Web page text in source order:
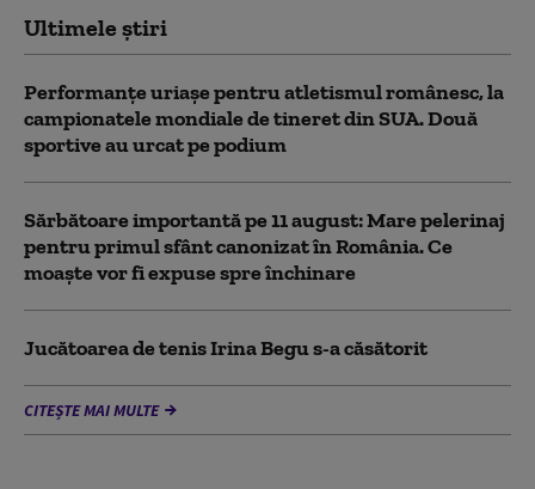
Ultimele știri
Performanțe uriașe pentru atletismul românesc, la
campionatele mondiale de tineret din SUA. Două
sportive au urcat pe podium
Sărbătoare importantă pe 11 august: Mare pelerinaj
pentru primul sfânt canonizat în România. Ce
moaște vor fi expuse spre închinare
Jucătoarea de tenis Irina Begu s-a căsătorit
CITEȘTE MAI MULTE